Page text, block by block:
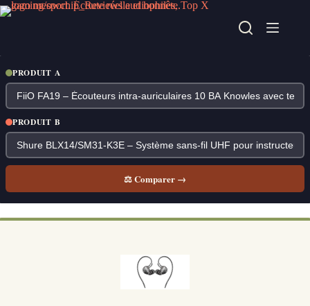
Passer
au
PRODUIT A
PRODUIT B
⚖ Comparer →